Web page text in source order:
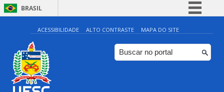
BRASIL
Simplifique!
Comunica BR
Participe
ACESSIBILIDADE ALTO CONTRASTE MAPA DO SITE